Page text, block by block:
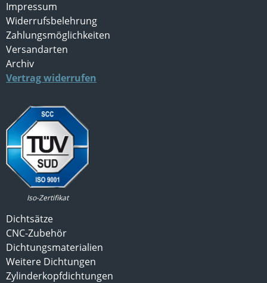
Impressum
Widerrufsbelehrung
Zahlungsmöglichkeiten
Versandarten
Archiv
Vertrag widerrufen
Iso-Zertifikat
Dichtsätze
CNC-Zubehör
Dichtungsmaterialien
Weitere Dichtungen
Zylinderkopfdichtungen